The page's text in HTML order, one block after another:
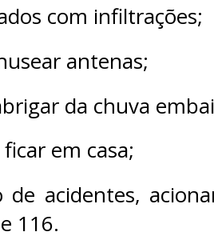
com infiltrações;
antenas;
da chuva
em casa;
de acidentes,
116.